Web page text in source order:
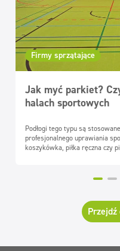
Firmy sprzątające
Jak myć parkiet?
halach sportowych
Podłogi tego typu są
profesjonalnego uprawiania
koszykówka, piłka ręczna czy